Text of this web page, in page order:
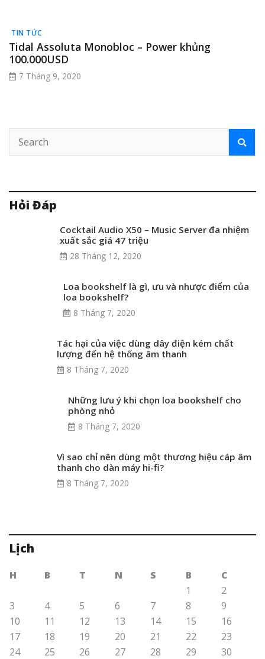
TIN TỨC
Tidal Assoluta Monobloc – Power khủng
100.000USD
7 Tháng 9, 2020
Hỏi Đáp
Cocktail Audio X50 – Music Server đa nhiệm
xuất sắc giá 47 triệu
28 Tháng 12, 2020
Loa bookshelf là gì, ưu và nhược điểm của
loa bookshelf?
8 Tháng 7, 2020
Tác hại của việc dùng dây điện kém chất
lượng đến hệ thống âm thanh
8 Tháng 7, 2020
Những lưu ý khi chọn loa bookshelf cho
phòng nhỏ
8 Tháng 7, 2020
Vì sao chỉ nên dùng một thương hiệu cáp âm
thanh cho dàn máy hi-fi?
8 Tháng 7, 2020
Lịch
H B T N S B
C
1
2
3
4 5 6 7 8
9
10
11 12 13 14 15
16
17
18 19 20 21 22
23
24
25 26 27 28 29
30